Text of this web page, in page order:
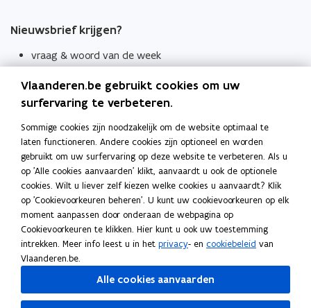
Nieuwsbrief krijgen?
vraag & woord van de week
Schrijf je in
Thema's
Taaladviezen
Spellingregels
Tips voor duidelijke taal
Bekijk ook
Spellingtests
Boek- en webwijzer
Vlaanderen.be gebruikt cookies om uw
surfervaring te verbeteren.
Sommige cookies zijn noodzakelijk om de website optimaal te
laten functioneren. Andere cookies zijn optioneel en worden
gebruikt om uw surfervaring op deze website te verbeteren. Als u
op 'Alle cookies aanvaarden' klikt, aanvaardt u ook de optionele
cookies. Wilt u liever zelf kiezen welke cookies u aanvaardt? Klik
op 'Cookievoorkeuren beheren'. U kunt uw cookievoorkeuren op elk
moment aanpassen door onderaan de webpagina op
Cookievoorkeuren te klikken. Hier kunt u ook uw toestemming
intrekken. Meer info leest u in het privacy- en cookiebeleid van
Vlaanderen.be.
Alle cookies aanvaarden